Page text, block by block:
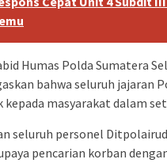
Humas Polda Sumatera
bahwa seluruh jajaran
kepada masyarakat dalam
seluruh personel
pencarian korban